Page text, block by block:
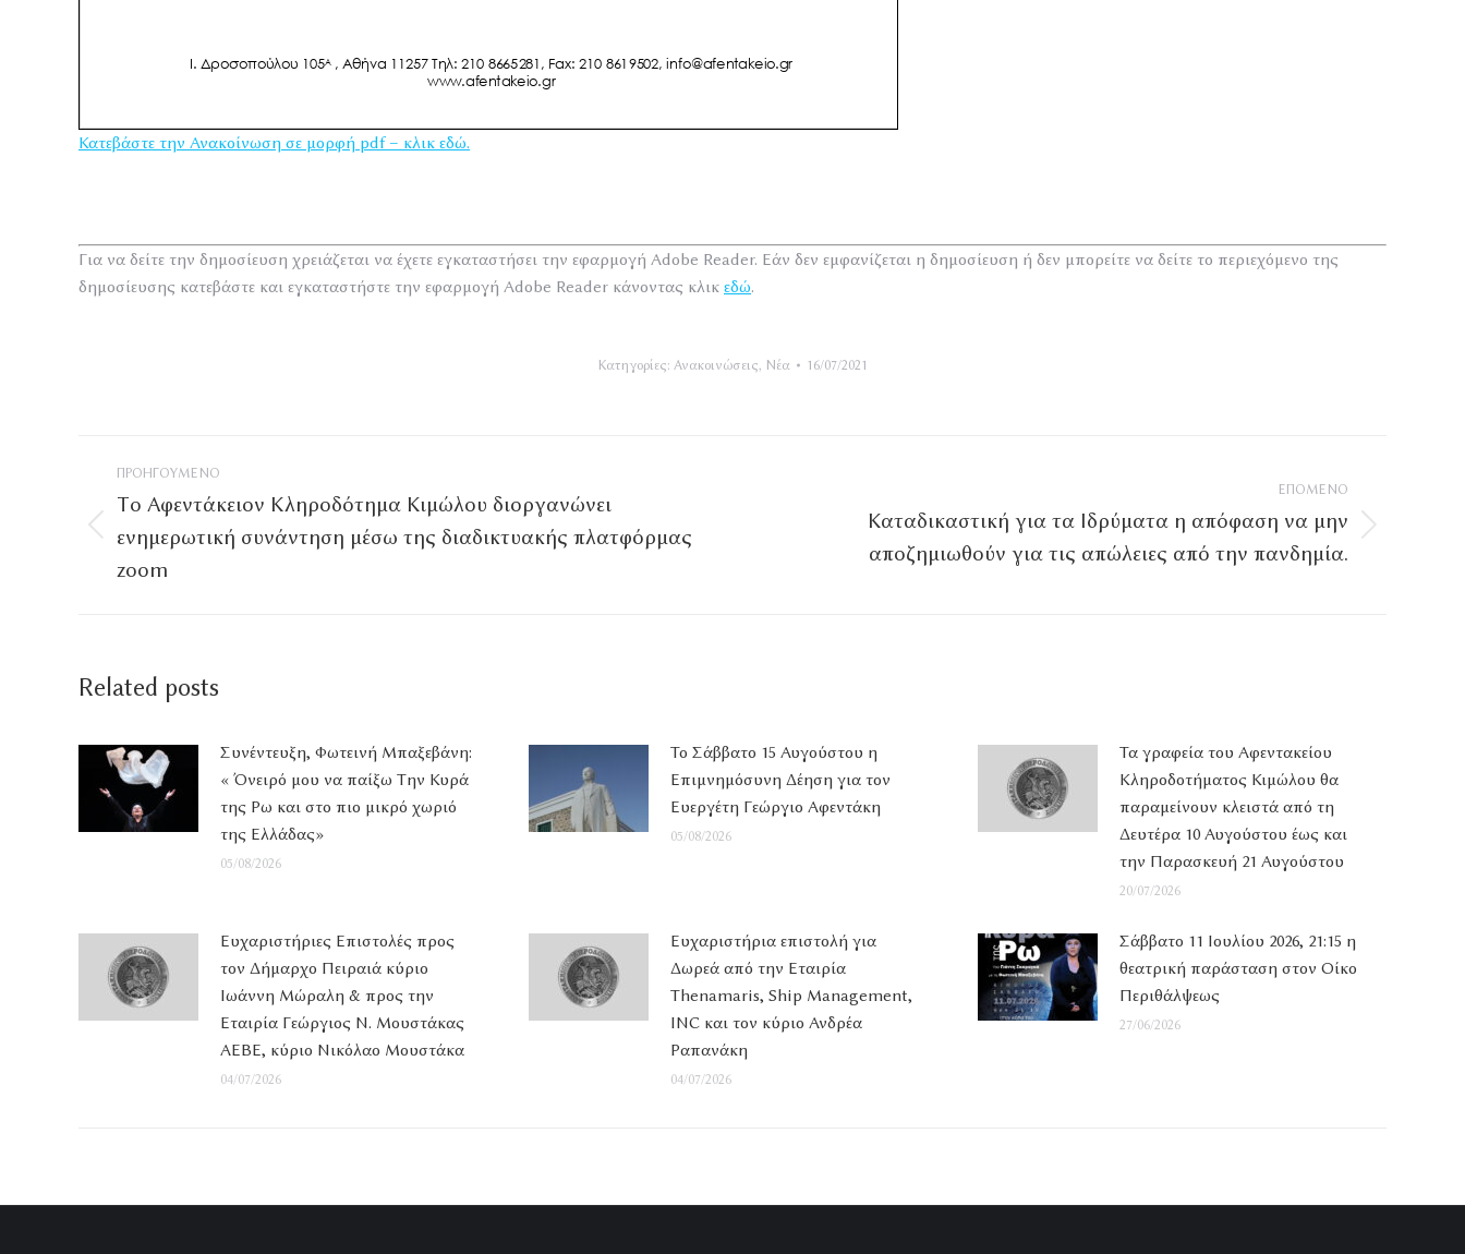
Κατεβάστε την Ανακοίνωση σε μορφή pdf – κλικ εδώ.
Για να δείτε την δημοσίευση χρειάζεται να έχετε εγκαταστήσει την εφαρμογή Adobe Reader. Εάν δεν εμφανίζεται η δημοσίευση ή δεν μπορείτε να δείτε το περιεχόμενο της
δημοσίευσης κατεβάστε και εγκαταστήστε την εφαρμογή Adobe Reader κάνοντας κλικ εδώ.
Κατηγορίες: Ανακοινώσεις Νέα 16/07/2021
Post
navigation
ΠΡΟΗΓΟΎΜΕΝΟ
Προηγούμενο
άρθρο
Tο Αφεντάκειον Κληροδότημα Κιμώλου διοργανώνει
ενημερωτική συνάντηση μέσω της διαδικτυακής πλατφόρμας
zoom
ΕΠΌΜΕΝΟ
Καταδικαστική για τα Ιδρύματα η απόφαση να μην
αποζημιωθούν για τις απώλειες από την πανδημία.
Related posts
Συνέντευξη, Φωτεινή Μπαξεβάνη:
« Όνειρό μου να παίξω Την Κυρά
της Ρω και στο πιο μικρό χωριό
της Ελλάδας»
05/08/2026
Το Σάββατο 15 Αυγούστου η
Επιμνημόσυνη Δέηση για τον
Ευεργέτη Γεώργιο Αφεντάκη
05/08/2026
Τα γραφεία του Αφεντακείου
Κληροδοτήματος Κιμώλου θα
παραμείνουν κλειστά από τη
Δευτέρα 10 Αυγούστου έως και
την Παρασκευή 21 Αυγούστου
20/07/2026
Ευχαριστήριες Επιστολές προς
τον Δήμαρχο Πειραιά κύριο
Ιωάννη Μώραλη & προς την
Εταιρία Γεώργιος Ν. Μουστάκας
ΑΕΒΕ, κύριο Νικόλαο Μουστάκα
04/07/2026
Ευχαριστήρια επιστολή για
Δωρεά από την Εταιρία
Thenamaris, Ship Management,
INC και τον κύριο Ανδρέα
Ραπανάκη
04/07/2026
Σάββατο 11 Ιουλίου 2026, 21:15 η
θεατρική παράσταση στον Οίκο
Περιθάλψεως
27/06/2026